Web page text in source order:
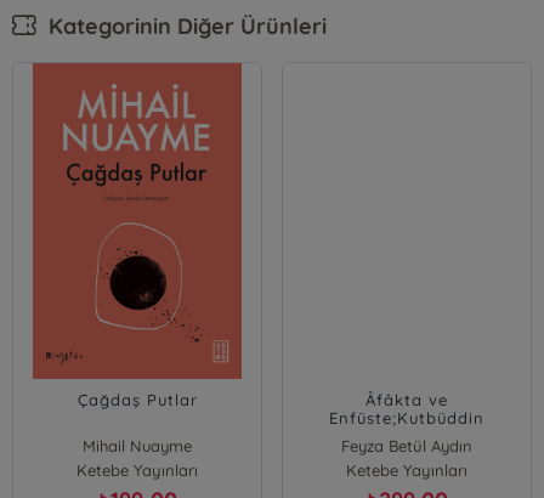
Kategorinin Diğer Ürünleri
Çağdaş Putlar
Mihail Nuayme
Ketebe Yayınları
Âfâkta ve
Enfüste;Kutbüddin
Şîrâzî’de Dil, İslâmî İlimler
ve Felsefe - Bilim
Feyza Betül Aydın
Ketebe Yayınları